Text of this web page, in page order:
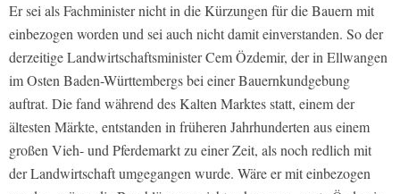
Er sei als Fachminister nicht in die Kürzungen für die Bauern mit
einbezogen worden und sei auch nicht damit einverstanden. So der
derzeitige Landwirtschaftsminister Cem Özdemir, der in Ellwangen
im Osten Baden-Württembergs bei einer Bauernkundgebung
auftrat. Die fand während des Kalten Marktes statt, einem der
ältesten Märkte, entstanden in früheren Jahrhunderten aus einem
großen Vieh- und Pferdemarkt zu einer Zeit, als noch redlich mit
der Landwirtschaft umgegangen wurde. Wäre er mit einbezogen